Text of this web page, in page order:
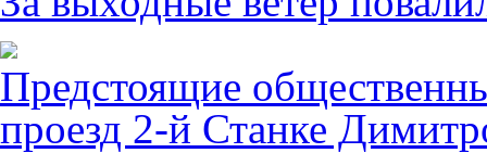
Предстоящие
проезд 2-й Станке